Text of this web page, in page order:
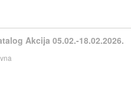
Akcija 05.02.-18.02.2026.